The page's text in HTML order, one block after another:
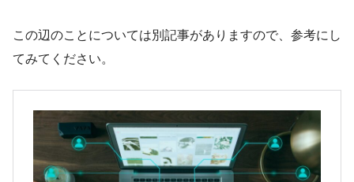
この辺のことについては別記事がありますので、参考にし
てみてください。